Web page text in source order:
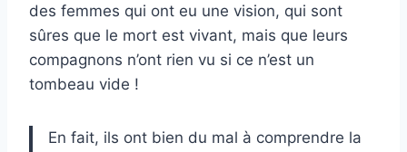
des femmes qui ont eu une vision, qui sont
sûres que le mort est vivant, mais que leurs
compagnons n’ont rien vu si ce n’est un
tombeau vide !
En fait, ils ont bien du mal à comprendre la